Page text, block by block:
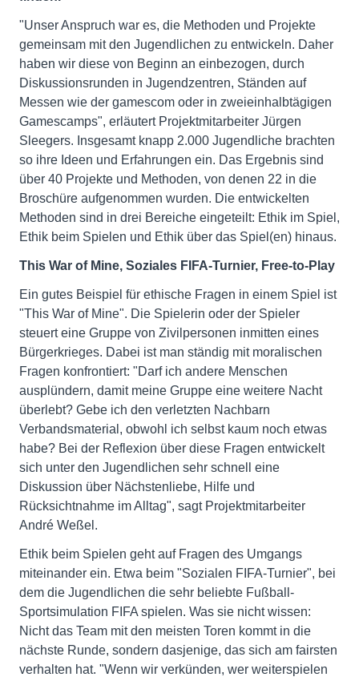
"Unser Anspruch war es, die Methoden und Projekte
gemeinsam mit den Jugendlichen zu entwickeln. Daher
haben wir diese von Beginn an einbezogen, durch
Diskussionsrunden in Jugendzentren, Ständen auf
Messen wie der gamescom oder in zweieinhalbtägigen
Gamescamps", erläutert Projektmitarbeiter Jürgen
Sleegers. Insgesamt knapp 2.000 Jugendliche brachten
so ihre Ideen und Erfahrungen ein. Das Ergebnis sind
über 40 Projekte und Methoden, von denen 22 in die
Broschüre aufgenommen wurden. Die entwickelten
Methoden sind in drei Bereiche eingeteilt: Ethik im Spiel,
Ethik beim Spielen und Ethik über das Spiel(en) hinaus.
This War of Mine, Soziales FIFA-Turnier, Free-to-Play
Ein gutes Beispiel für ethische Fragen in einem Spiel ist
"This War of Mine". Die Spielerin oder der Spieler
steuert eine Gruppe von Zivilpersonen inmitten eines
Bürgerkrieges. Dabei ist man ständig mit moralischen
Fragen konfrontiert: "Darf ich andere Menschen
ausplündern, damit meine Gruppe eine weitere Nacht
überlebt? Gebe ich den verletzten Nachbarn
Verbandsmaterial, obwohl ich selbst kaum noch etwas
habe? Bei der Reflexion über diese Fragen entwickelt
sich unter den Jugendlichen sehr schnell eine
Diskussion über Nächstenliebe, Hilfe und
Rücksichtnahme im Alltag", sagt Projektmitarbeiter
André Weßel.
Ethik beim Spielen geht auf Fragen des Umgangs
miteinander ein. Etwa beim "Sozialen FIFA-Turnier", bei
dem die Jugendlichen die sehr beliebte Fußball-
Sportsimulation FIFA spielen. Was sie nicht wissen:
Nicht das Team mit den meisten Toren kommt in die
nächste Runde, sondern dasjenige, das sich am fairsten
verhalten hat. "Wenn wir verkünden, wer weiterspielen